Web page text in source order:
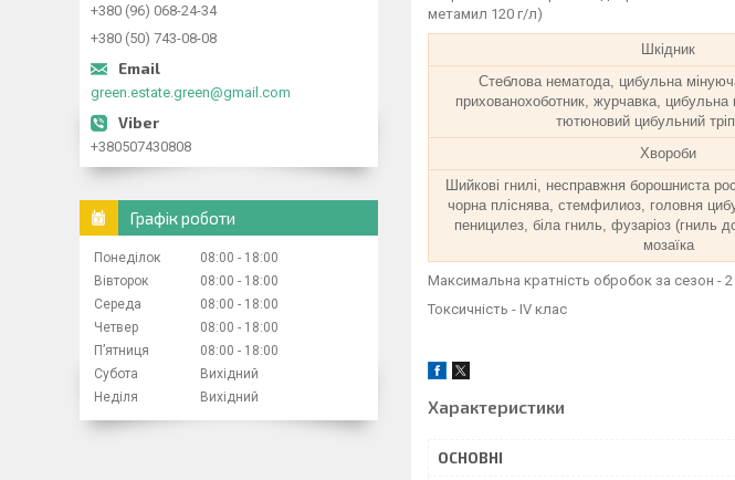
метамил 120 г/л)
Шкідник
Стеблова нематода, цибульна
прихованохоботник, журчавка, цибульна
тютюновий цибульний
Хвороби
Шийкові гнилі, несправжня борошниста
чорна пліснява, стемфилиоз, головня
пеницилез, біла гниль, фузаріоз (гниль
мозаїка
Максимальна кратність обробок за сезон - 2
Токсичність - IV клас
Характеристики
ОСНОВНІ
+380 (96) 068-24-34
+380 (50) 743-08-08
green.estate.green@gmail.com
+380507430808
Графік роботи
Понеділок 08:00
18:00
Вівторок
08:00
18:00
Середа
08:00
18:00
Четвер
08:00
18:00
Пʼятниця
08:00
18:00
Субота
Вихідний
Неділя
Вихідний